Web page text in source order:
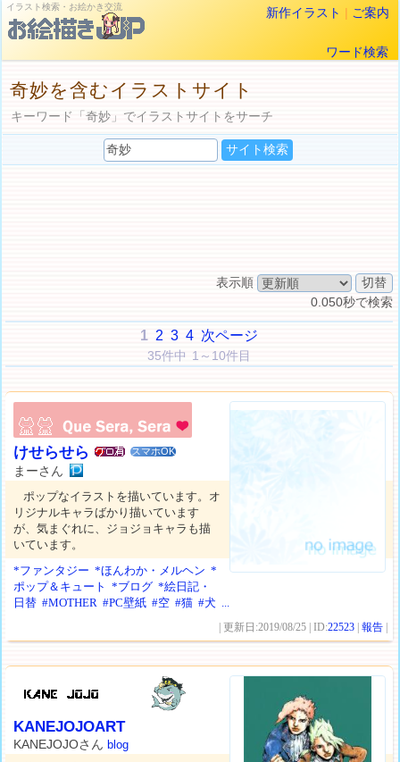
イラスト検索・お絵かき交流 新作イラスト | ご案内
ワード検索
奇妙を含むイラストサイト
キーワード「奇妙」でイラストサイトをサーチ
表示順
0.050秒で検索
1 2 3 4 次ページ
35件中 1～10件目
けせらせら スマホOK
まーさん
ポップなイラストを描いています。オ
リジナルキャラばかり描いています
が、気まぐれに、ジョジョキャラも描
いています。
*ファンタジー *ほんわか・メルヘン *
ポップ＆キュート
*ブログ *絵日記・
日替 #MOTHER #PC壁紙 #空 #猫 #犬 ...
| 更新日:2019/08/25 | ID:22523 |報告
KANEJOJOART
KANEJOJOさんblog